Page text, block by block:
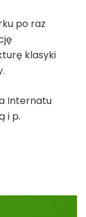
po raz
klasyki
Internatu
i p.